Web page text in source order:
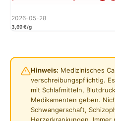
2026-05-28
3,69 €/g
Hinweis: Medizinisches
verschreibungspflichtig.
mit Schlafmitteln,
Medikamenten geben.
Schwangerschaft,